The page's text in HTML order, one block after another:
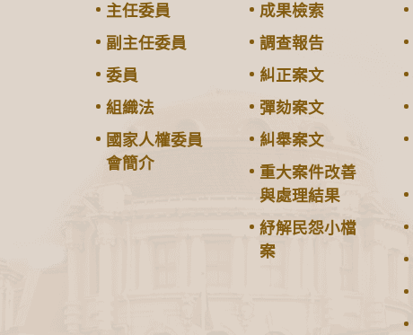
主任委員
副主任委員
委員
組織法
國家人權委員
會簡介
成果檢索
調查報告
糾正案文
彈劾案文
糾舉案文
重大案件改善
與處理結果
紓解民怨小檔
案